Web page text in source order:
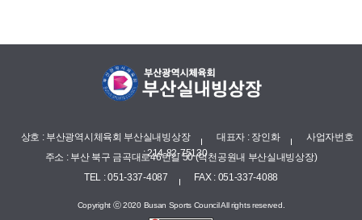
상호 : 부산광역시체육회 부산실내빙상장 대표자 : 장인화
사업자번호
: 214-82-75130
주소 : 부산 북구 금곡대로46번길 50 (덕천공원내 부산실내빙상장)
TEL : 051-337-4087
FAX : 051-337-4088
Copyright ⓒ 2020 Busan Sports Council All rights reserved.